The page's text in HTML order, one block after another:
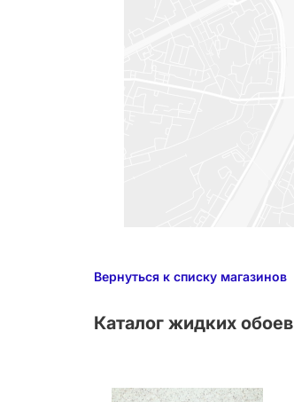
Вернуться к списку магазинов
Каталог жидких обоев